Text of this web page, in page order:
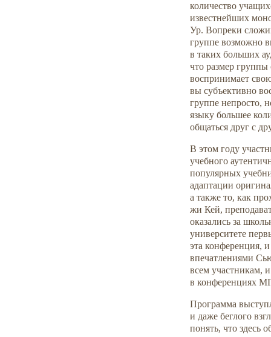
количество
известнейших
Ур. Вопреки
группе возможно
в таких больших
что размер группы
воспринимает
вы субъективно
группе непросто,
языку большее
общаться друг с
В этом году
учебного
популярных
адаптации
а также то, как
жи Кей,
оказались за
университете
эта конференция,
впечатлениями
всем участникам,
в конференциях
Программа
и даже беглого
понять, что здесь